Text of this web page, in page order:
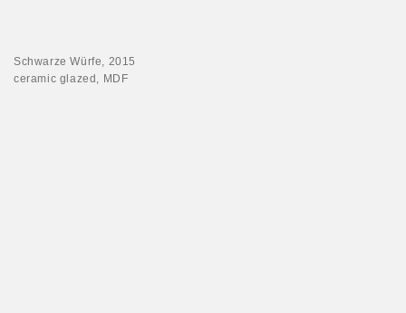
Schwarze Würfe, 2015
ceramic glazed, MDF